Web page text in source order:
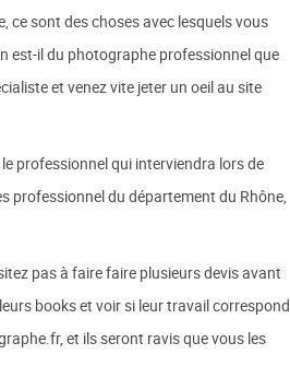
ce sont des choses avec lesquels vous
est-il du photographe professionnel que
et venez vite jeter un oeil au site
professionnel qui interviendra lors de
professionnel du département du Rhône,
pas à faire faire plusieurs devis avant
books et voir si leur travail correspond
et ils seront ravis que vous les